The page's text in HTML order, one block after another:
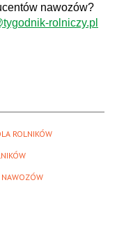
nawozów?
rolniczy.pl
ROLNIKÓW
NAWOZÓW